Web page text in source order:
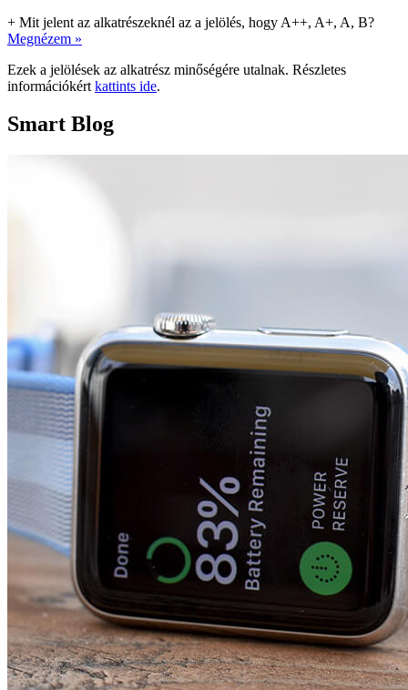
+ Mit jelent az alkatrészeknél az a jelölés, hogy A++, A+, A, B?
Megnézem »
Ezek a jelölések az alkatrész minőségére utalnak. Részletes
információkért kattints ide.
Smart Blog